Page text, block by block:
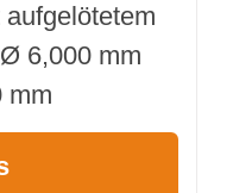
6,000 mm
mm